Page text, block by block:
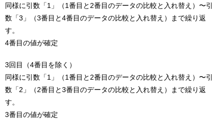
同様に引数「1」（1番目と2番目のデータの比較と入れ替え）〜引
数「3」（3番目と4番目のデータの比較と入れ替え）まで繰り返
す。
4番目の値が確定
3回目（4番目を除く）
同様に引数「1」（1番目と2番目のデータの比較と入れ替え）〜引
数「2」（2番目と3番目のデータの比較と入れ替え）まで繰り返
す。
3番目の値が確定